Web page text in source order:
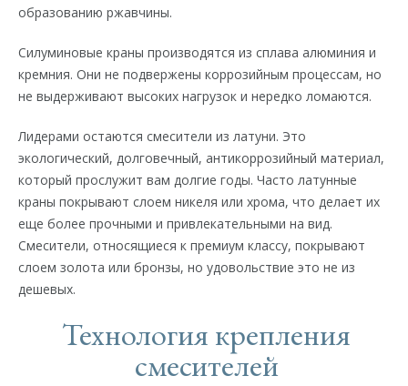
образованию ржавчины.
Силуминовые краны производятся из сплава алюминия и
кремния. Они не подвержены коррозийным процессам, но
не выдерживают высоких нагрузок и нередко ломаются.
Лидерами остаются смесители из латуни. Это
экологический, долговечный, антикоррозийный материал,
который прослужит вам долгие годы. Часто латунные
краны покрывают слоем никеля или хрома, что делает их
еще более прочными и привлекательными на вид.
Смесители, относящиеся к премиум классу, покрывают
слоем золота или бронзы, но удовольствие это не из
дешевых.
Технология крепления
смесителей